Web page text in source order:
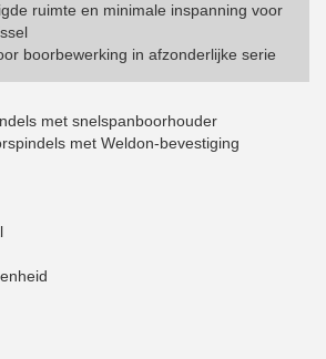
ruimte en minimale inspanning voor
boorbewerking in afzonderlijke serie
met snelspanboorhouder
met Weldon-bevestiging